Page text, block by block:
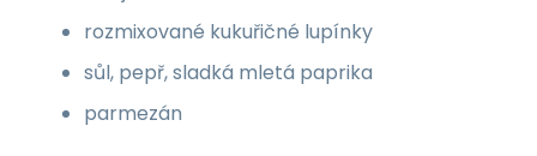
rozmixované kukuřičné lupínky
sůl, pepř, sladká mletá paprika
parmezán